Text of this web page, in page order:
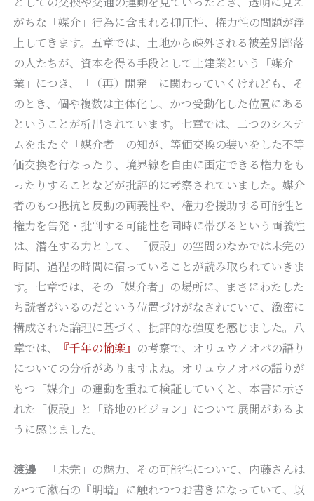
がちな「媒介」行為に含まれる抑圧性、権力性の問題が浮
上してきます。五章では、土地から疎外される被差別部落
の人たちが、資本を得る手段として土建業という「媒介
業」につき、「（再）開発」に関わっていくけれども、そ
のとき、個や複数は主体化し、かつ受動化した位置にある
ということが析出されています。七章では、二つのシステ
ムをまたぐ「媒介者」の知が、等価交換の装いをした不等
価交換を行なったり、境界線を自由に画定できる権力をも
ったりすることなどが批評的に考察されていました。媒介
者のもつ抵抗と反動の両義性や、権力を援助する可能性と
権力を告発・批判する可能性を同時に帯びるという両義性
は、潜在する力として、「仮設」の空間のなかでは未完の
時間、過程の時間に宿っていることが読み取られていきま
す。七章では、その「媒介者」の場所に、まさにわたした
ち読者がいるのだという位置づけがなされていて、緻密に
構成された論理に基づく、批評的な強度を感じました。八
章では、
『千年の愉楽』 の考察で、オリュウノオバの語り
についての分析がありますよね。オリュウノオバの語りが
もつ「媒介」の運動を重ねて検証していくと、本書に示さ
れた「仮設」と「路地のビジョン」について展開があるよ
うに感じました。
渡邊「未完」の魅力、その可能性について、内藤さんは
かつて漱石の『明暗』に触れつつお書きになっていて、以